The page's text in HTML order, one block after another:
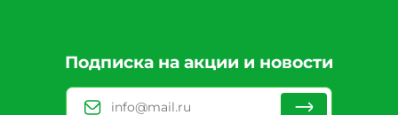
Подписка на акции и новости